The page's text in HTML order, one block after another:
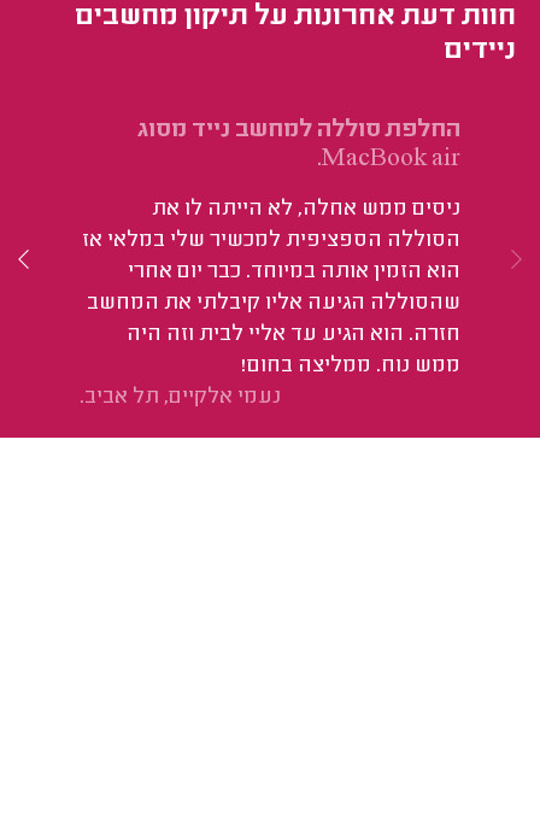
חוות דעת אחרונות על תיקון מחשבים
ניידים
החלפת סוללה למחשב נייד מסוג
MacBook air.
ניסים ממש אחלה, לא הייתה לו את
הסוללה הספציפית למכשיר שלי במלאי אז
הוא הזמין אותה במיוחד. כבר יום אחרי
שהסוללה הגיעה אליו קיבלתי את המחשב
חזרה. הוא הגיע עד אליי לבית וזה היה
ממש נוח. ממליצה בחום!
נעמי אלקיים, תל אביב.